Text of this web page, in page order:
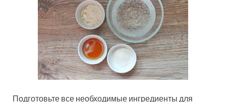
Подготовьте все необходимые ингредиенты для